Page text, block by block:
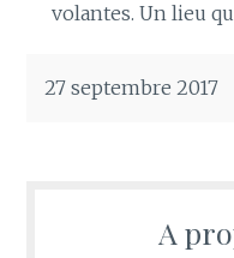
volantes. Un lieu
27 septembre 2017
A